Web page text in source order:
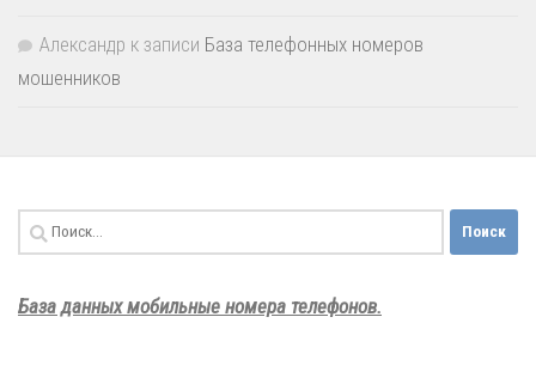
Александр к записи База телефонных номеров
мошенников
Найти:
База данных мобильные номера телефонов.